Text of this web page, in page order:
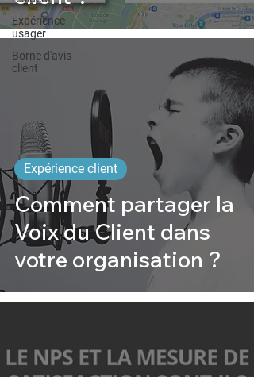
Expérience
usager
Borne d'avis
client
Comment partager la
Voix du Client dans
votre organisation ?
Expérience client